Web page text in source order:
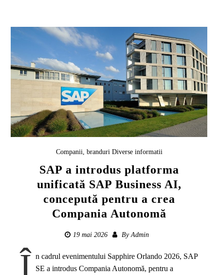
Companii, branduri Diverse informatii
SAP a introdus platforma
unificată SAP Business AI,
concepută pentru a crea
Compania Autonomă
19 mai 2026 By Admin
Î n cadrul evenimentului Sapphire Orlando 2026, SAP
SE a introdus Compania Autonomă, pentru a